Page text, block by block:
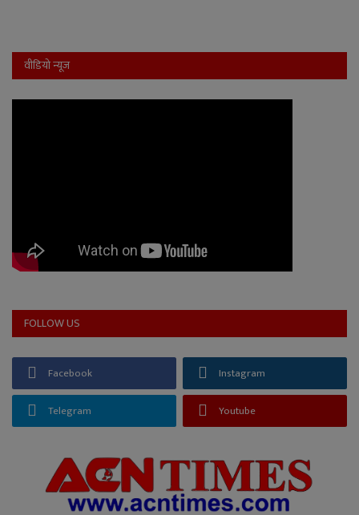
वीडियो न्यूज
FOLLOW US
Facebook Instagram
Telegram Youtube